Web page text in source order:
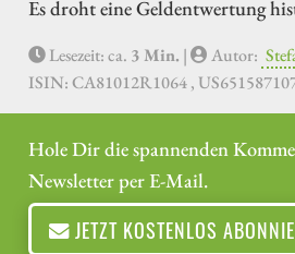
Es droht eine Geldentwertung
Lesezeit: ca. 3 Min. | Autor:
ISIN: CA81012R1064 ,
Hole Dir die spannenden
Newsletter per E-Mail.
JETZT KOSTENLOS